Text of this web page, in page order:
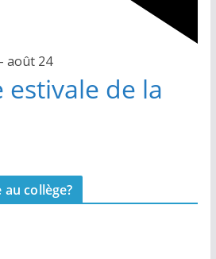
- août 24
de la
collège?